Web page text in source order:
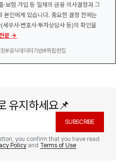
·보험 가입 등 일체의 금융 의사결정과 그
본인에게 있습니다. 중요한 결정 전에는
무사·변호사·투자상담사 등)의 확인을
문 →
#공식데이터기반#독립편집
유지하세요📌
SUBSCRIBE
you confirm that you have read
Policy and Terms of Use